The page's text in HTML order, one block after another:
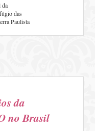
da
das
Paulista
da
no Brasil